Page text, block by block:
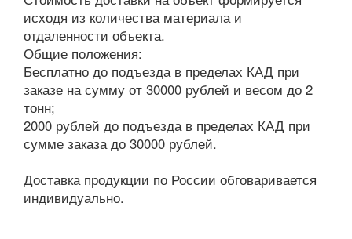
исходя из количества материала и
отдаленности объекта.
Общие положения:
Бесплатно до подъезда в пределах КАД при
заказе на сумму от 30000 рублей и весом до 2
тонн;
2000 рублей до подъезда в пределах КАД при
сумме заказа до 30000 рублей.
Доставка продукции по России обговаривается
индивидуально.